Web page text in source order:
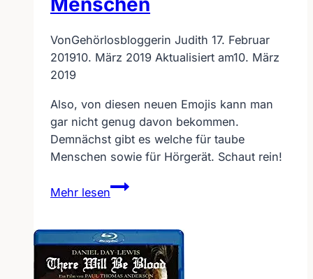
VonGehörlosbloggerin Judith 17. Februar
201910. März 2019 Aktualisiert am10. März
2019
Also, von diesen neuen Emojis kann man
gar nicht genug davon bekommen.
Demnächst gibt es welche für taube
Menschen sowie für Hörgerät. Schaut rein!
Mehr lesen
Emoji
auch
taube
Menschen